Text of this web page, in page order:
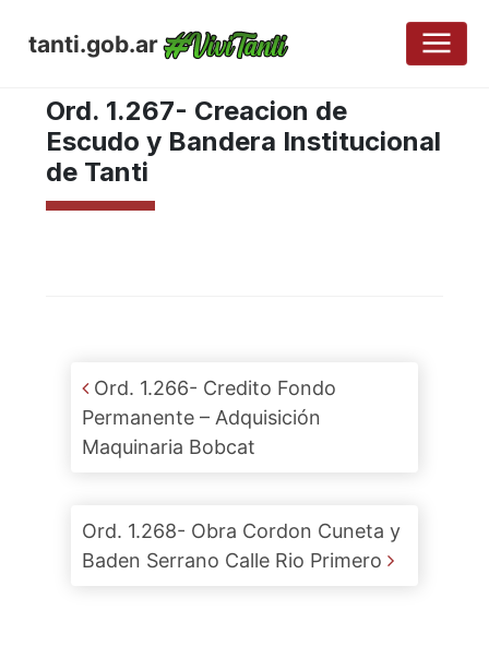
tanti.gob.ar
JULIO 16, 2021
Ord. 1.267- Creacion de
Escudo y Bandera Institucional
de Tanti
Post navigation
Ord. 1.266- Credito Fondo
Permanente – Adquisición
Maquinaria Bobcat
Ord. 1.268- Obra Cordon Cuneta y
Baden Serrano Calle Rio Primero